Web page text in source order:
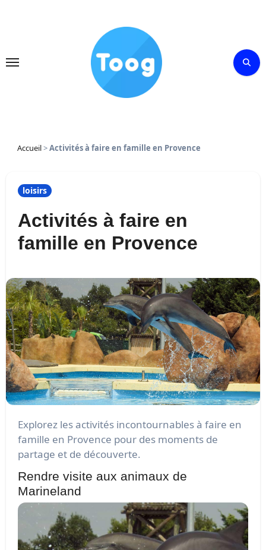
Accueil>Activités à faire en famille en Provence
loisirs
Activités à faire en
famille en Provence
Explorez les activités incontournables à faire en
famille en Provence pour des moments de
partage et de découverte.
Rendre visite aux animaux de
Marineland